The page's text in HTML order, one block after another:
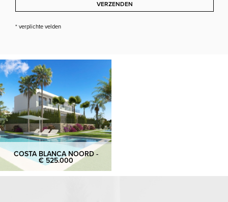
VERZENDEN
* verplichte velden
COSTA BLANCA NOORD -
€ 525.000